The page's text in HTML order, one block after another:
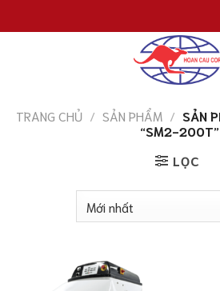
đến
TRANG CHỦ / SẢN PHẨM / SẢN
“SM2-200T”
LỌC